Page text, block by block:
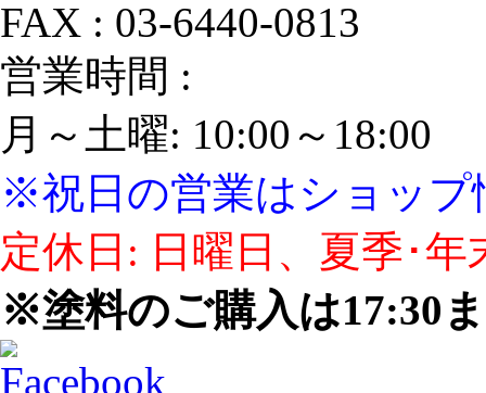
FAX : 03‐6440‐0813
営業時間 :
月～土曜: 10:00～18:00
※祝日の営業はショップ
定休日: 日曜日、夏季･年
※塗料のご購入は17:30